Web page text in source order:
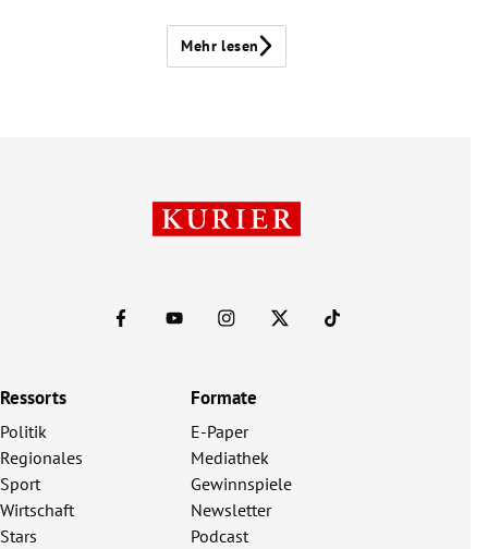
Mehr lesen
Ressorts
Politik
Regionales
Sport
Wirtschaft
Stars
Formate
E-Paper
Mediathek
Gewinnspiele
Newsletter
Podcast